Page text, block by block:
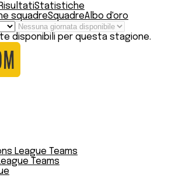
RisultatiStatistiche
squadreSquadreAlbo d'oro
disponibili per questa stagione.
League Teams
Teams